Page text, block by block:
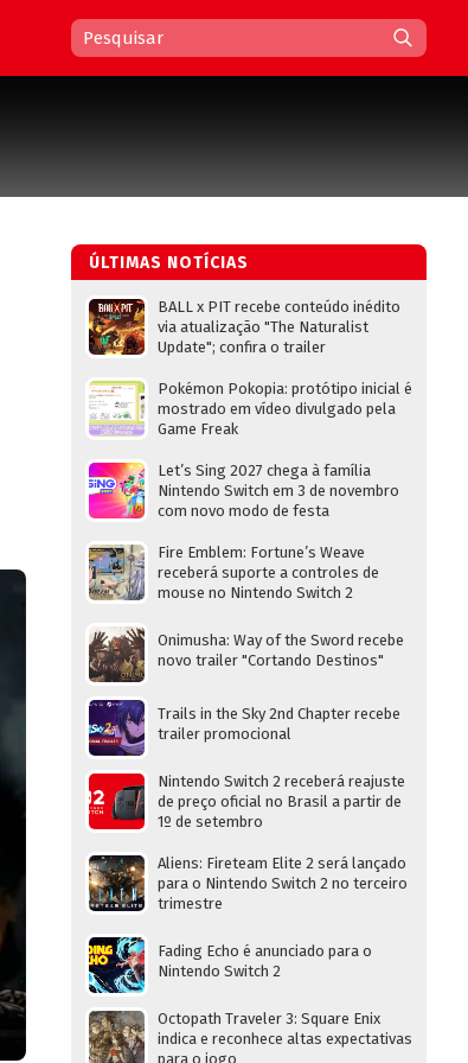
ÚLTIMAS NOTÍCIAS
BALL x PIT recebe conteúdo inédito
via atualização "The Naturalist
Update"; confira o trailer
Pokémon Pokopia: protótipo inicial é
mostrado em vídeo divulgado pela
Game Freak
Let’s Sing 2027 chega à família
Nintendo Switch em 3 de novembro
com novo modo de festa
Fire Emblem: Fortune’s Weave
receberá suporte a controles de
mouse no Nintendo Switch 2
Onimusha: Way of the Sword recebe
novo trailer "Cortando Destinos"
Trails in the Sky 2nd Chapter recebe
trailer promocional
Nintendo Switch 2 receberá reajuste
de preço oficial no Brasil a partir de
1º de setembro
Aliens: Fireteam Elite 2 será lançado
para o Nintendo Switch 2 no terceiro
trimestre
Fading Echo é anunciado para o
Nintendo Switch 2
Octopath Traveler 3: Square Enix
indica e reconhece altas expectativas
para o jogo